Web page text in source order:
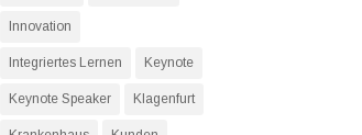
Innovation
Integriertes Lernen Keynote
Keynote Speaker Klagenfurt